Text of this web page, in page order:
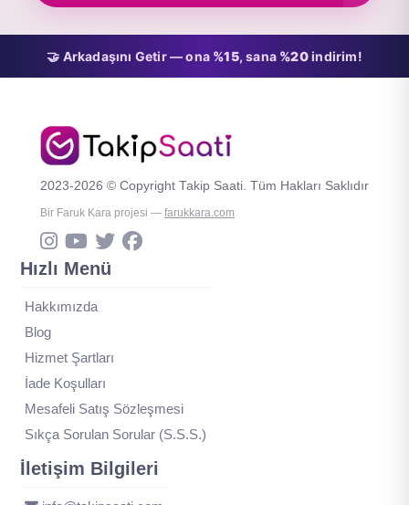
🤝 Arkadaşını Getir — ona %15, sana %20indirim!
2023-2026 © Copyright Takip Saati. Tüm Hakları Saklıdır
Bir Faruk Kara projesi — farukkara.com
Hızlı Menü
Hakkımızda
Blog
Hizmet Şartları
İade Koşulları
Mesafeli Satış Sözleşmesi
Sıkça Sorulan Sorular (S.S.S.)
İletişim Bilgileri